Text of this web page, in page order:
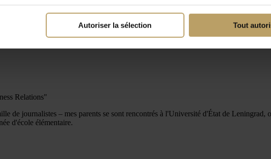
Autoriser la sélection Tout
Relations"
de journalistes – mes parents se sont rencontrés à l'Université d'État de
d'école élémentaire.